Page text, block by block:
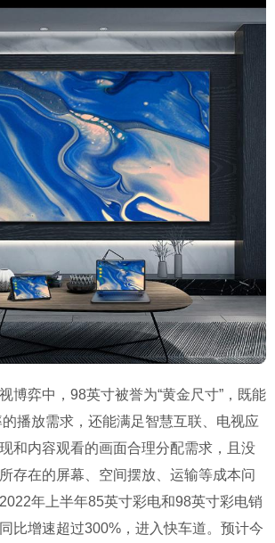
博弈中，98英寸被誉为“黄金尺寸”，既能
播放需求，还能满足智慧互联、电视应
和内容观看的画面合理分配需求，且没
存在的屏幕、空间摆放、运输等成本问
年上半年85英寸彩电和98英寸彩电销
比增速超过300%，进入快车道。预计今